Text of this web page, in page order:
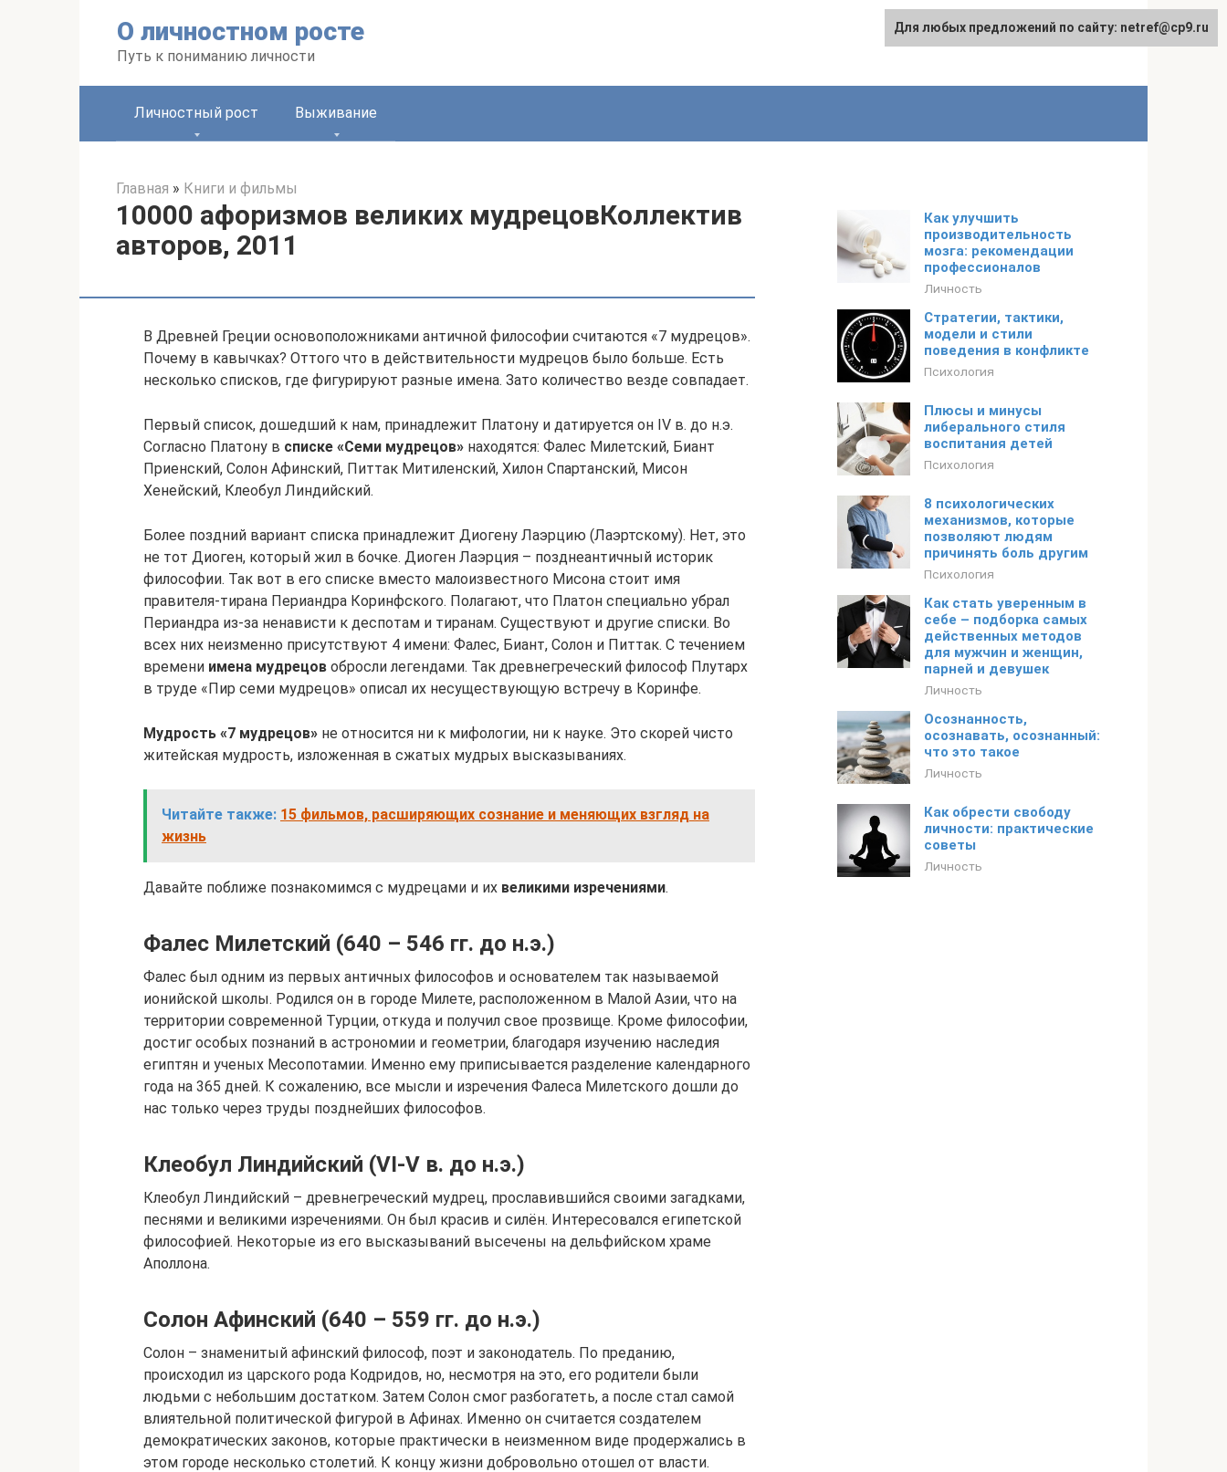
О личностном росте
Путь к пониманию личности
Личностный рост Выживание
Главная » Книги и фильмы
10000 афоризмов великих мудрецовКоллектив
авторов, 2011
В Древней Греции основоположниками античной философии считаются «7 мудрецов».
Почему в кавычках? Оттого что в действительности мудрецов было больше. Есть
несколько списков, где фигурируют разные имена. Зато количество везде совпадает.
Первый список, дошедший к нам, принадлежит Платону и датируется он IV в. до н.э.
Согласно Платону в списке «Семи мудрецов» находятся: Фалес Милетский, Биант
Приенский, Солон Афинский, Питтак Митиленский, Хилон Спартанский, Мисон
Хенейский, Клеобул Линдийский.
Более поздний вариант списка принадлежит Диогену Лаэрцию (Лаэртскому). Нет, это
не тот Диоген, который жил в бочке. Диоген Лаэрция – позднеантичный историк
философии. Так вот в его списке вместо малоизвестного Мисона стоит имя
правителя-тирана Периандра Коринфского. Полагают, что Платон специально убрал
Периандра из-за ненависти к деспотам и тиранам. Существуют и другие списки. Во
всех них неизменно присутствуют 4 имени: Фалес, Биант, Солон и Питтак. С течением
времени имена мудрецов обросли легендами. Так древнегреческий философ Плутарх
в труде «Пир семи мудрецов» описал их несуществующую встречу в Коринфе.
Мудрость «7 мудрецов» не относится ни к мифологии, ни к науке. Это скорей чисто
житейская мудрость, изложенная в сжатых мудрых высказываниях.
Читайте также: 15 фильмов, расширяющих сознание и меняющих взгляд на
жизнь
Давайте поближе познакомимся с мудрецами и их великими изречениями.
Фалес Милетский (640 – 546 гг. до н.э.)
Фалес был одним из первых античных философов и основателем так называемой
ионийской школы. Родился он в городе Милете, расположенном в Малой Азии, что на
территории современной Турции, откуда и получил свое прозвище. Кроме философии,
достиг особых познаний в астрономии и геометрии, благодаря изучению наследия
египтян и ученых Месопотамии. Именно ему приписывается разделение календарного
года на 365 дней. К сожалению, все мысли и изречения Фалеса Милетского дошли до
нас только через труды позднейших философов.
Клеобул Линдийский (VI-V в. до н.э.)
Клеобул Линдийский – древнегреческий мудрец, прославившийся своими загадками,
песнями и великими изречениями. Он был красив и силён. Интересовался египетской
философией. Некоторые из его высказываний высечены на дельфийском храме
Аполлона.
Солон Афинский (640 – 559 гг. до н.э.)
Солон – знаменитый афинский философ, поэт и законодатель. По преданию,
происходил из царского рода Кодридов, но, несмотря на это, его родители были
людьми с небольшим достатком. Затем Солон смог разбогатеть, а после стал самой
влиятельной политической фигурой в Афинах. Именно он считается создателем
демократических законов, которые практически в неизменном виде продержались в
этом городе несколько столетий. К концу жизни добровольно отошел от власти.
Как улучшить
производительность
мозга: рекомендации
профессионалов
Личность
Стратегии, тактики,
модели и стили
поведения в конфликте
Психология
Плюсы и минусы
либерального стиля
воспитания детей
Психология
8 психологических
механизмов, которые
позволяют людям
причинять боль другим
Психология
Как стать уверенным в
себе – подборка самых
действенных методов
для мужчин и женщин,
парней и девушек
Личность
Осознанность,
осознавать, осознанный:
что это такое
Личность
Как обрести свободу
личности: практические
советы
Личность
Для любых предложений по сайту: netref@cp9.ru